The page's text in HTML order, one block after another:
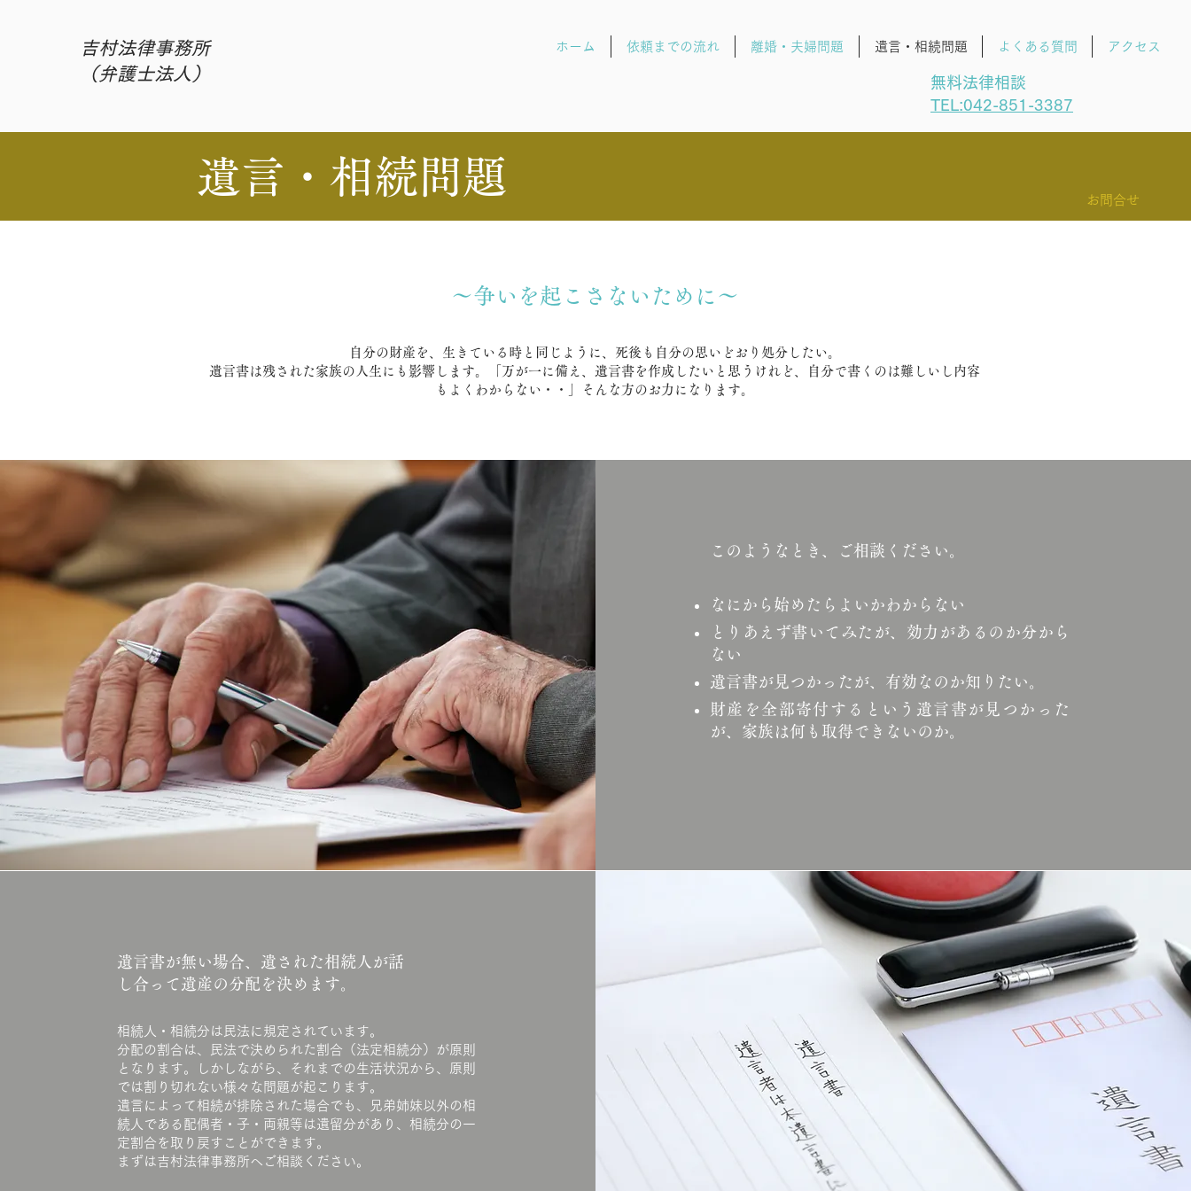
お問合せ
吉村法律事務所
（弁護士法人）
ホーム 依頼までの流れ 離婚・夫婦問題 遺言・相続問題 よくある質問 アクセス
無料法律相談
TEL:042-851-3387
遺言・相続問題
～争いを起こさないために～
自分の財産を、生きている時と同じように、死後も自分の思いどおり処分したい。
遺言書は残された家族の人生にも影響します。「万が一に備え、遺言書を作成したいと思うけれど、自分で書くのは難しいし内容
もよくわからない・・」そんな方のお力になります。
このようなとき、ご相談ください。
なにから始めたらよいかわからない
とりあえず書いてみたが、効力があるのか分から
ない
遺言書が見つかったが、有効なのか知りたい。
財産を全部寄付するという遺言書が見つかった
が、家族は何も取得できないのか。
遺言書が無い場合、遺された相続人が話
し合って遺産の分配を決めます。
相続人・相続分は民法に規定されています。
分配の割合は、民法で決められた割合（法定相続分）が原則
となります。しかしながら、それまでの生活状況から、原則
では割り切れない様々な問題が起こります。
遺言によって相続が排除された場合でも、兄弟姉妹以外の相
続人である配偶者・子・両親等は遺留分があり、相続分の一
定割合を取り戻すことができます。
まずは吉村法律事務所へご相談ください。